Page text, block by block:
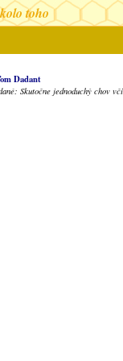
toho
Dadant
Skutočne jednoduchý chov